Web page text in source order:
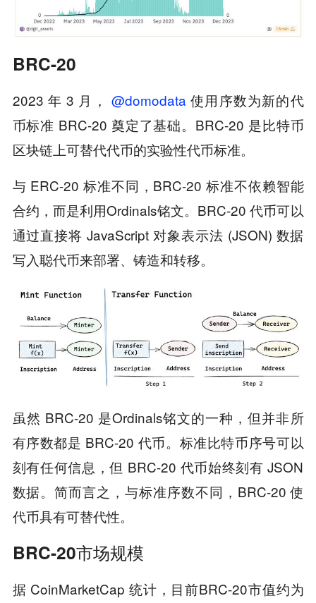
BRC-20
2023 年 3 月， @domodata 使用序数为新的代
币标准 BRC-20 奠定了基础。BRC-20 是比特币
区块链上可替代代币的实验性代币标准。
与 ERC-20 标准不同，BRC-20 标准不依赖智能
合约，而是利用Ordinals铭文。BRC-20 代币可以
通过直接将 JavaScript 对象表示法 (JSON) 数据
写入聪代币来部署、铸造和转移。
虽然 BRC-20 是Ordinals铭文的一种，但并非所
有序数都是 BRC-20 代币。标准比特币序号可以
刻有任何信息，但 BRC-20 代币始终刻有 JSON
数据。简而言之，与标准序数不同，BRC-20 使
代币具有可替代性。
BRC-20市场规模
据 CoinMarketCap 统计，目前BRC-20市值约为